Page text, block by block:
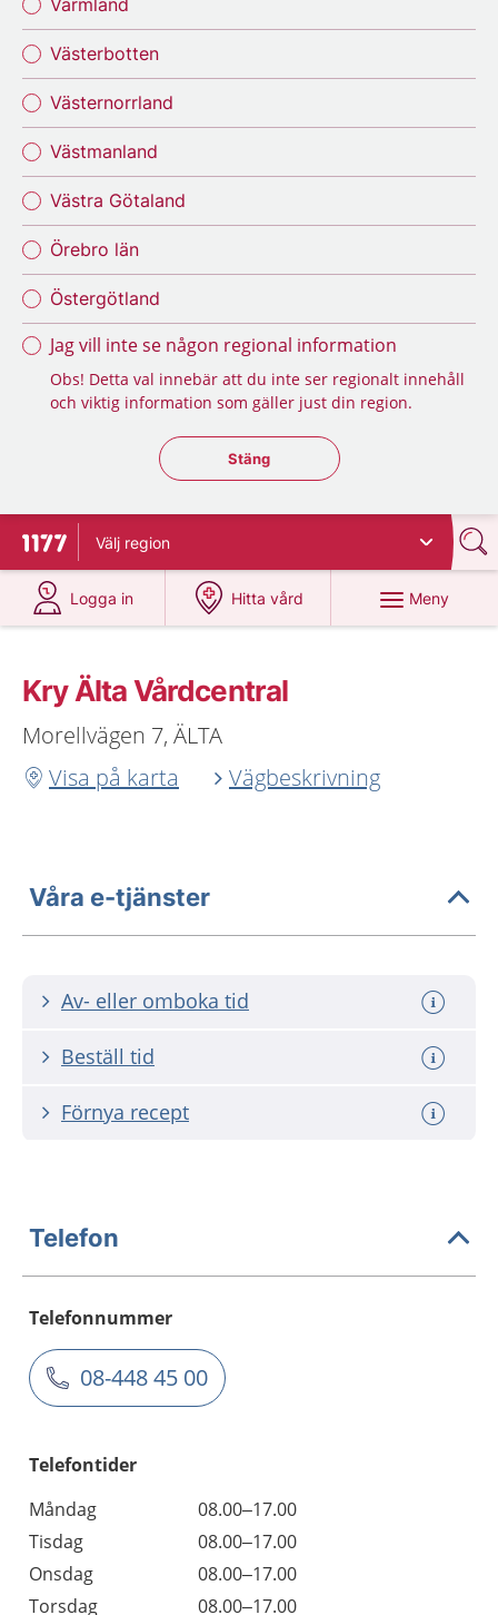
Värmland
Västerbotten
Västernorrland
Västmanland
Västra Götaland
Örebro län
Östergötland
Jag vill inte se någon regional information
Obs! Detta val innebär att du inte ser regionalt innehåll
och viktig information som gäller just din region.
Stäng regionsväljaren
Stäng
Till startsidan för 1177
Välj region
Logga in
på 1177.se
Hitta vård
på 1177.se
Meny
Kry Älta Vårdcentral
Morellvägen 7, ÄLTA
Visa på karta
Vägbeskrivning
Våra e-tjänster
Av- eller omboka tid
Beställ tid
Förnya recept
Telefon
Telefonnummer
08-448 45 00
Telefontider
Måndag
08.00–17.00
Tisdag
08.00–17.00
Onsdag
08.00–17.00
Torsdag
08.00–17.00